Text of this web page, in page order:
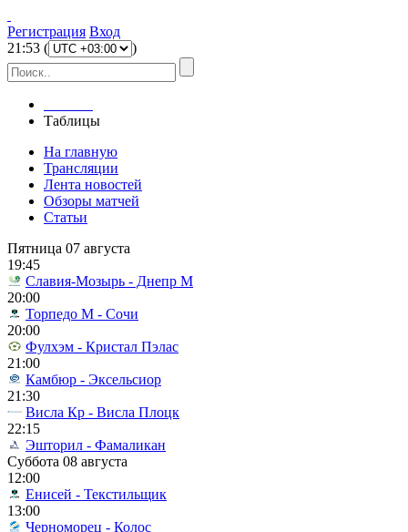
Регистрация Вход
21 :53 ( )
Таблицы
На главную
Трансляции
Лента новостей
Обзоры матчей
Статьи
Пятница 07 августа
19:45
Славия-Мозырь - Днепр М
20:00
Торпедо М - Сочи
20:00
Фулхэм - Кристал Пэлас
21:00
Камбюр - Эксельсиор
21:30
Висла Кр - Висла Плоцк
22:15
Эшторил - Фамаликан
Суббота 08 августа
12:00
Енисей - Текстильщик
13:00
Черноморец - Колос